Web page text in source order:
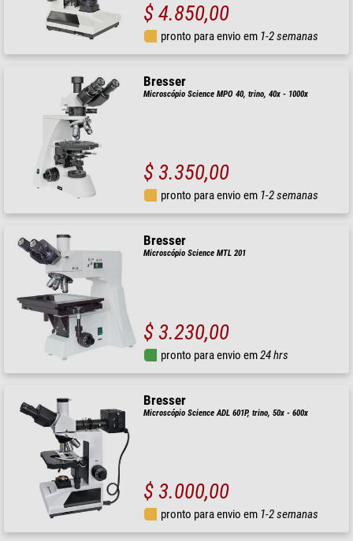
$ 4.850,00
pronto para envio em 1-2 semanas
Bresser
Microscópio Science MPO 40, trino, 40x - 1000x
$ 3.350,00
pronto para envio em 1-2 semanas
Bresser
Microscópio Science MTL 201
$ 3.230,00
pronto para envio em24 hrs
Bresser
Microscópio Science ADL 601P, trino, 50x - 600x
$ 3.000,00
pronto para envio em 1-2 semanas